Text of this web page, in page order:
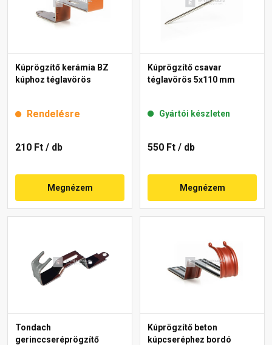
Kúprögzítő kerámia BZ
kúphoz téglavörös
Rendelésre
210 Ft / db
Megnézem
Kúprögzítő csavar
téglavörös 5x110 mm
Gyártói készleten
550 Ft / db
Megnézem
Tondach
gerinccseréprögzítő
Kúprögzítő beton
kúpcseréphez bordó